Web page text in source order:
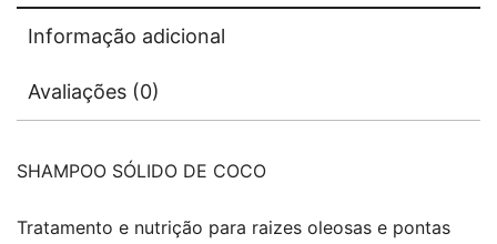
Informação adicional
Avaliações (0)
SHAMPOO SÓLIDO DE COCO
Tratamento e nutrição para raizes oleosas e pontas